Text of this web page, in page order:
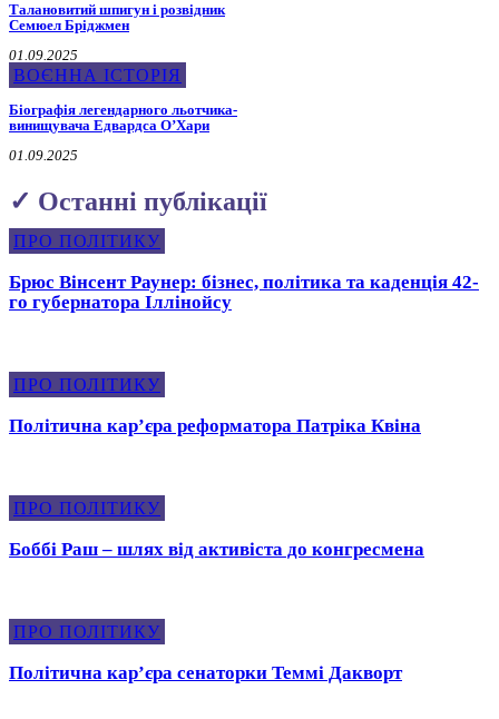
Талановитий шпигун і розвідник
Семюел Бріджмен
01.09.2025
ВОЄННА ІСТОРІЯ
Біографія легендарного льотчика-
винищувача Едвардса О’Хари
01.09.2025
✓ Останні публікації
ПРО ПОЛІТИКУ
Брюс Вінсент Раунер: бізнес, політика та каденція 42-
го губернатора Іллінойсу
ПРО ПОЛІТИКУ
Політична карʼєра реформатора Патріка Квіна
ПРО ПОЛІТИКУ
Боббі Раш – шлях від активіста до конгресмена
ПРО ПОЛІТИКУ
Політична карʼєра сенаторки Теммі Дакворт